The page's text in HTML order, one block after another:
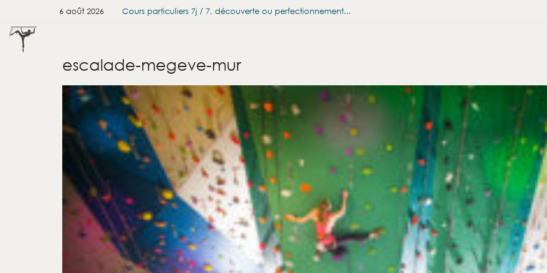
6 août 2026 Cours particuliers 7j / 7, découverte ou perfectionnement...
escalade-megeve-mur